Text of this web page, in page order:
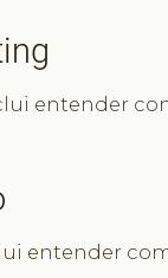
entender
entender